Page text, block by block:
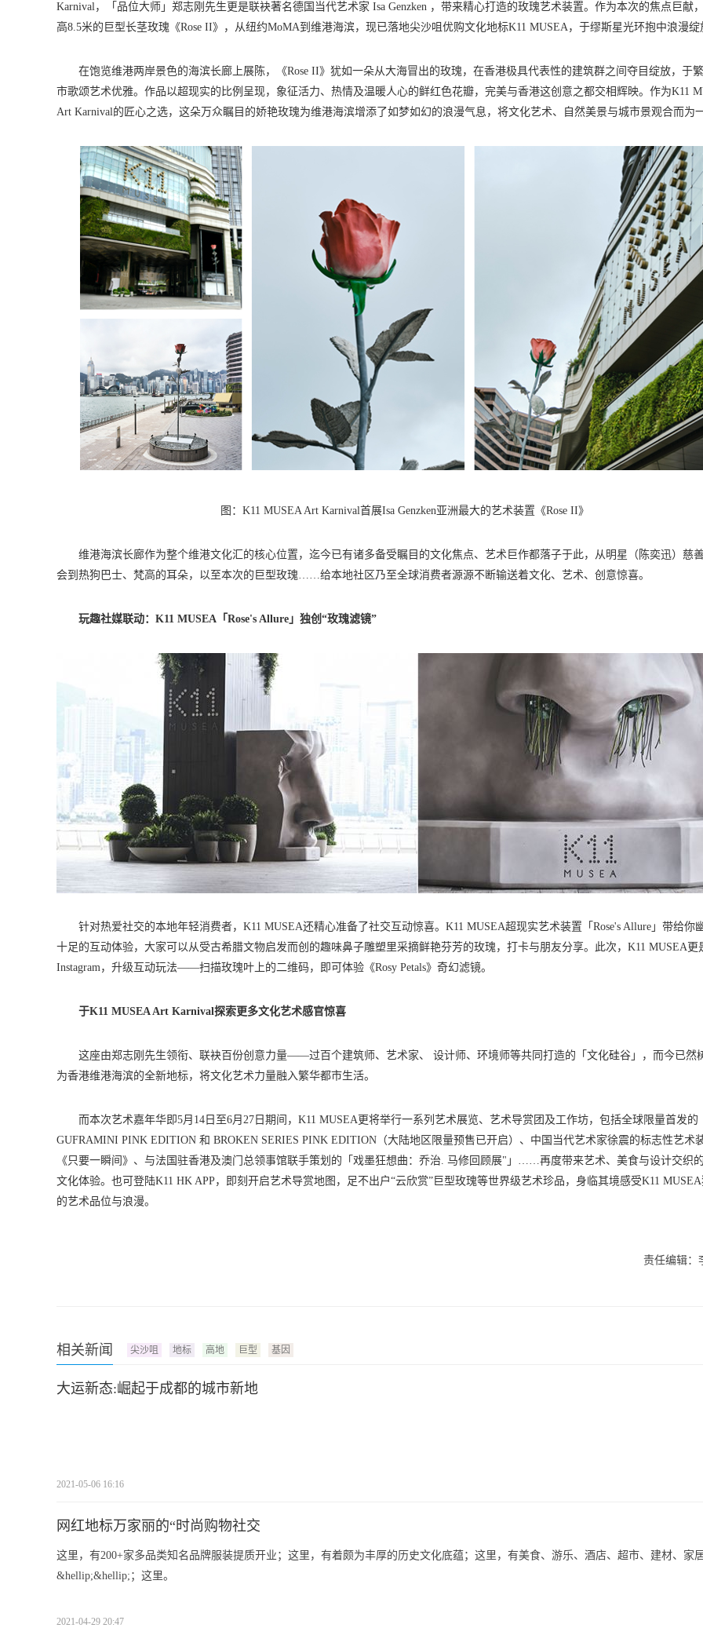
Karnival，「品位大师」郑志刚先生更是联袂著名德国当代艺术家 Isa Genzken ，带来精心打造的玫瑰艺术装置。作为本次的焦点巨献
高8.5米的巨型长茎玫瑰《Rose II》，从纽约MoMA到维港海滨，现已落地尖沙咀优购文化地标K11 MUSEA，于缪斯星光环抱中浪漫绽
在饱览维港两岸景色的海滨长廊上展陈，《Rose II》犹如一朵从大海冒出的玫瑰，在香港极具代表性的建筑群之间夺目绽放，于
市歌颂艺术优雅。作品以超现实的比例呈现，象征活力、热情及温暖人心的鲜红色花瓣，完美与香港这创意之都交相辉映。作为K11
Art Karnival的匠心之选，这朵万众瞩目的娇艳玫瑰为维港海滨增添了如梦如幻的浪漫气息，将文化艺术、自然美景与城市景观合而为
图：K11 MUSEA Art Karnival首展Isa Genzken亚洲最大的艺术装置《Rose II》
维港海滨长廊作为整个维港文化汇的核心位置，迄今已有诸多备受瞩目的文化焦点、艺术巨作都落子于此，从明星（陈奕迅）慈
会到热狗巴士、梵高的耳朵，以至本次的巨型玫瑰……给本地社区乃至全球消费者源源不断输送着文化、艺术、创意惊喜。
玩趣社媒联动：K11 MUSEA「Rose's Allure」独创“玫瑰滤镜”
针对热爱社交的本地年轻消费者，K11 MUSEA还精心准备了社交互动惊喜。K11 MUSEA超现实艺术装置「Rose's Allure」带给你
十足的互动体验，大家可以从受古希腊文物启发而创的趣味鼻子雕塑里采摘鲜艳芬芳的玫瑰，打卡与朋友分享。此次，K11 MUSEA更
Instagram，升级互动玩法——扫描玫瑰叶上的二维码，即可体验《Rosy Petals》奇幻滤镜。
于K11 MUSEA Art Karnival探索更多文化艺术感官惊喜
这座由郑志刚先生领衔、联袂百份创意力量——过百个建筑师、艺术家、 设计师、环境师等共同打造的「文化硅谷」，而今已然
为香港维港海滨的全新地标，将文化艺术力量融入繁华都市生活。
而本次艺术嘉年华即5月14日至6月27日期间，K11 MUSEA更将举行一系列艺术展览、艺术导赏团及工作坊，包括全球限量首发的
GUFRAMINI PINK EDITION 和 BROKEN SERIES PINK EDITION（大陆地区限量预售已开启）、中国当代艺术家徐震的标志性艺术
《只要一瞬间》、与法国驻香港及澳门总领事馆联手策划的「戏墨狂想曲：乔治. 马修回顾展"」……再度带来艺术、美食与设计交织
文化体验。也可登陆K11 HK APP，即刻开启艺术导赏地图，足不出户“云欣赏”巨型玫瑰等世界级艺术珍品，身临其境感受K11
的艺术品位与浪漫。
责任编辑：
相关新闻 尖沙咀 地标 高地 巨型 基因
大运新态:崛起于成都的城市新地
2021-05-06 16:16
网红地标万家丽的“时尚购物社交
这里，有200+家多品类知名品牌服装提质开业；这里，有着颇为丰厚的历史文化底蕴；这里，有美食、游乐、酒店、超市、建材、家
&hellip;&hellip;；这里。
2021-04-29 20:47